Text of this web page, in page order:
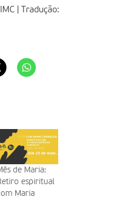
| Tradução:
de Maria:
espiritual
Maria